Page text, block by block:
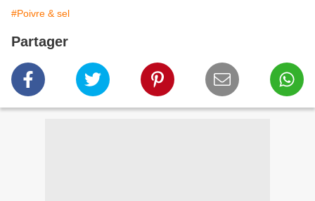
#Poivre & sel
Partager